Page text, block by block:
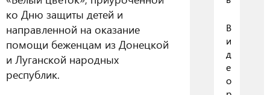
ко Дню защиты детей и
направленной на оказание
помощи беженцам из Донецкой
и Луганской народных
республик.
В
и
д
е
о